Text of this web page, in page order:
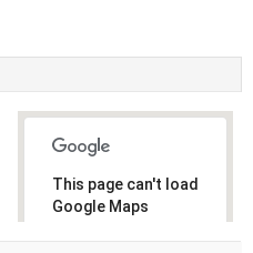
This page can't load
Google Maps